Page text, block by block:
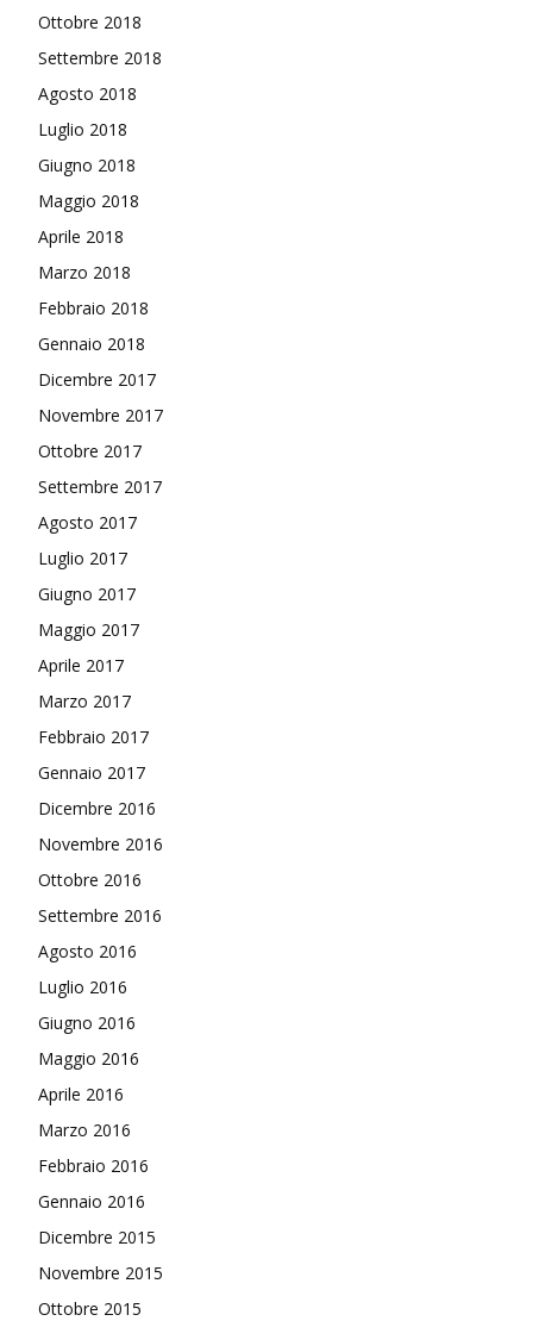
Ottobre 2018
Settembre 2018
Agosto 2018
Luglio 2018
Giugno 2018
Maggio 2018
Aprile 2018
Marzo 2018
Febbraio 2018
Gennaio 2018
Dicembre 2017
Novembre 2017
Ottobre 2017
Settembre 2017
Agosto 2017
Luglio 2017
Giugno 2017
Maggio 2017
Aprile 2017
Marzo 2017
Febbraio 2017
Gennaio 2017
Dicembre 2016
Novembre 2016
Ottobre 2016
Settembre 2016
Agosto 2016
Luglio 2016
Giugno 2016
Maggio 2016
Aprile 2016
Marzo 2016
Febbraio 2016
Gennaio 2016
Dicembre 2015
Novembre 2015
Ottobre 2015